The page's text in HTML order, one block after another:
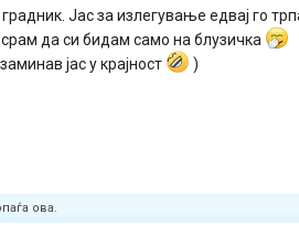
Јас за излегување едвај го
да си бидам само на блузичка
јас у крајност
)
ова.